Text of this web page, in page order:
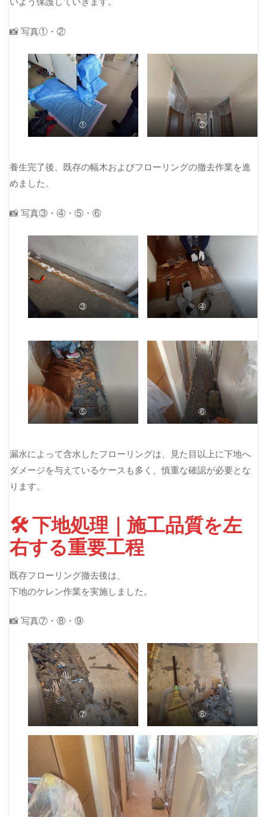
📸 写真①・②
① ②
養生完了後、既存の幅木およびフローリングの撤去作業を進
めました。
📸 写真③・④・⑤・⑥
③ ④
⑤ ⑥
漏水によって含水したフローリングは、見た目以上に下地へ
ダメージを与えているケースも多く、慎重な確認が必要とな
ります。
🛠 下地処理｜施工品質を左
右する重要工程
既存フローリング撤去後は、
下地のケレン作業を実施しました。
📸 写真⑦・⑧・⑨
⑦ ⑧